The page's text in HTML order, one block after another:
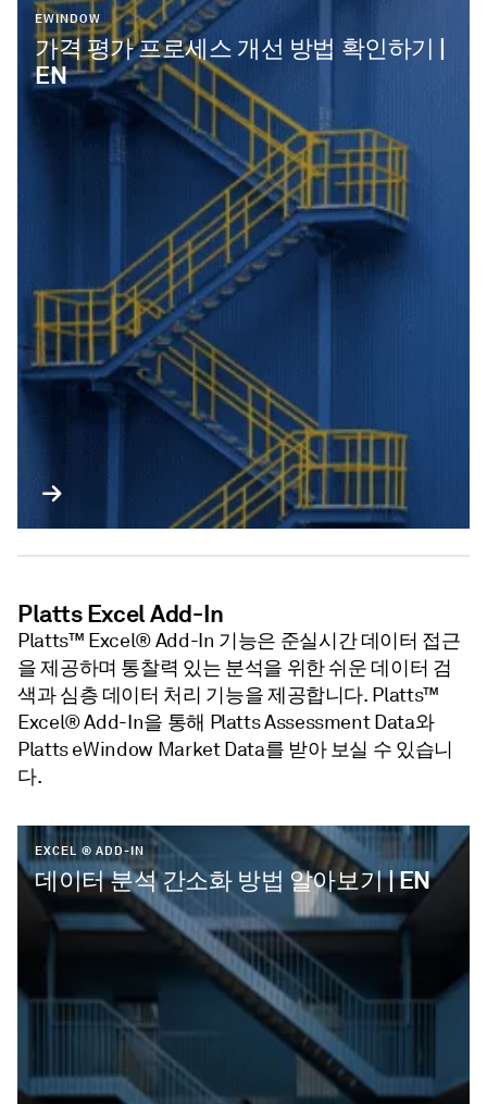
EWINDOW
가격 평가 프로세스 개선 방법 확인하기 |
EN
Platts Excel Add-In
Platts™ Excel® Add-In 기능은 준실시간 데이터 접근
을 제공하며 통찰력 있는 분석을 위한 쉬운 데이터 검
색과 심층 데이터 처리 기능을 제공합니다. Platts™
Excel® Add-In을 통해 Platts Assessment Data와
Platts eWindow Market Data를 받아 보실 수 있습니
다.
EXCEL ® ADD-IN
데이터 분석 간소화 방법 알아보기 | EN